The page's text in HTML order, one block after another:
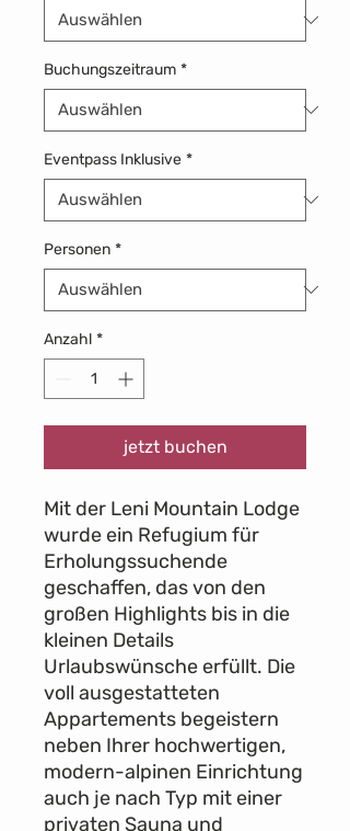
Buchungszeitraum *
Eventpass Inklusive *
Personen *
Anzahl *
jetzt buchen
Mit der Leni Mountain Lodge
wurde ein Refugium für
Erholungssuchende
geschaffen, das von den
großen Highlights bis in die
kleinen Details
Urlaubswünsche erfüllt. Die
voll ausgestatteten
Appartements begeistern
neben Ihrer hochwertigen,
modern-alpinen Einrichtung
auch je nach Typ mit einer
privaten Sauna und